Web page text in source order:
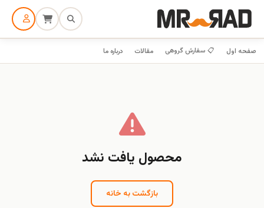
صفحه اول 📋 سفارش گروهی مقالات درباره ما
محصول یافت نشد
بازگشت به خانه